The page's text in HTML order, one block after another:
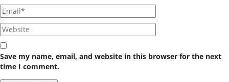
Save my name, email, and website in this browser for the next
time I comment.